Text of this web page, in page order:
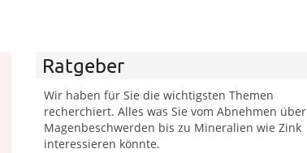
Ratgeber
Wir haben für Sie die wichtigsten Themen
recherchiert. Alles was Sie vom Abnehmen über
Magenbeschwerden bis zu Mineralien wie Zink
interessieren könnte.